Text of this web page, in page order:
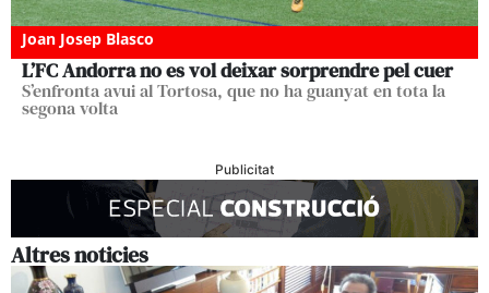
Joan Josep Blasco
L’FC Andorra no es vol deixar sorprendre pel cuer
S’enfronta avui al Tortosa, que no ha guanyat en tota la
segona volta
Publicitat
Altres noticies